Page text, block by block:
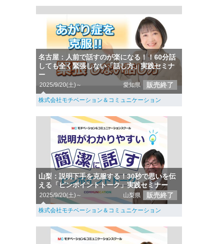
名古屋：人前で話すのが楽になる！！60分話
しても全く緊張しない「話し方」実践セミナ
ー
2025/9/20(土)～ 愛知県 販売終了
株式会社モチベーション＆コミュニケーション
山梨：説明下手を克服する！30秒で思いを伝
える「ピンポイントトーク」実践セミナー
2025/9/20(土)～ 山梨県 販売終了
株式会社モチベーション＆コミュニケーション